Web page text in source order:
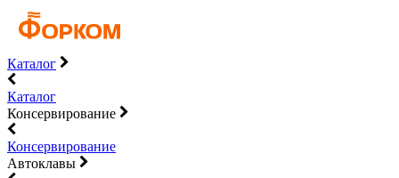
Каталог
Каталог
Консервирование
Консервирование
Автоклавы